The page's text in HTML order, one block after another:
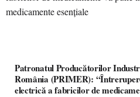
Patronatul Producătorilor
România (PRIMER):
electrică a fabricilor de